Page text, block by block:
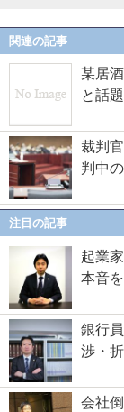
関連の記事
某居
と話
裁判
判中
注目の記事
起業
本音
銀行
渉・
会社